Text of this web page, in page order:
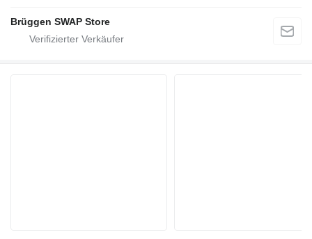
Brüggen SWAP Store